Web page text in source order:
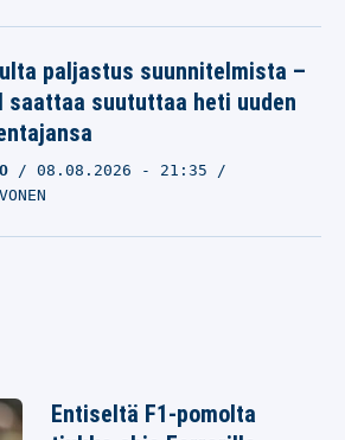
paljastus suunnitelmista –
saattaa suututtaa heti uuden
08.08.2026 - 21:35
Entiseltä F1-pomolta